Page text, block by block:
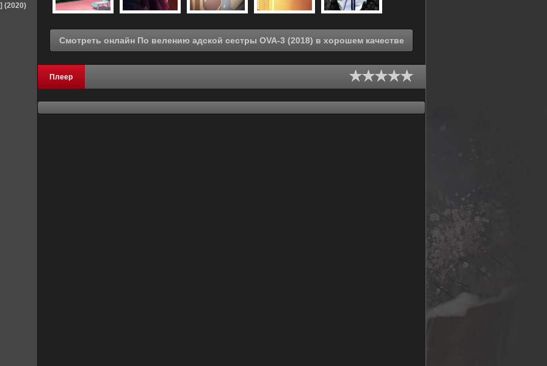
Смотреть онлайн По велению адской сестры OVA-3 (2018) в хорошем качестве
Плеер
(2020)